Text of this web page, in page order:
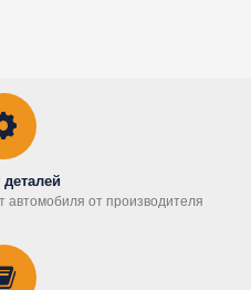
деталей
автомобиля от производителя